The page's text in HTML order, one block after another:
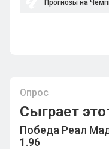
Прогнозы на
Опрос
Сыграет
Победа Реал
1.96